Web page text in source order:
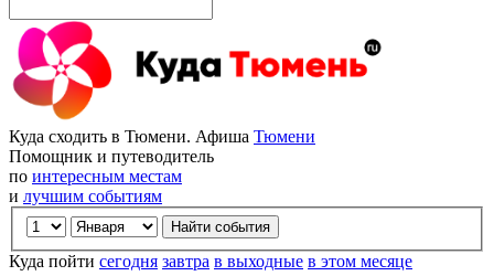
Куда сходить в Тюмени. Афиша Тюмени
Помощник и путеводитель
по интересным местам
и лучшим событиям
Куда пойти сегодня завтра в выходные в этом месяце